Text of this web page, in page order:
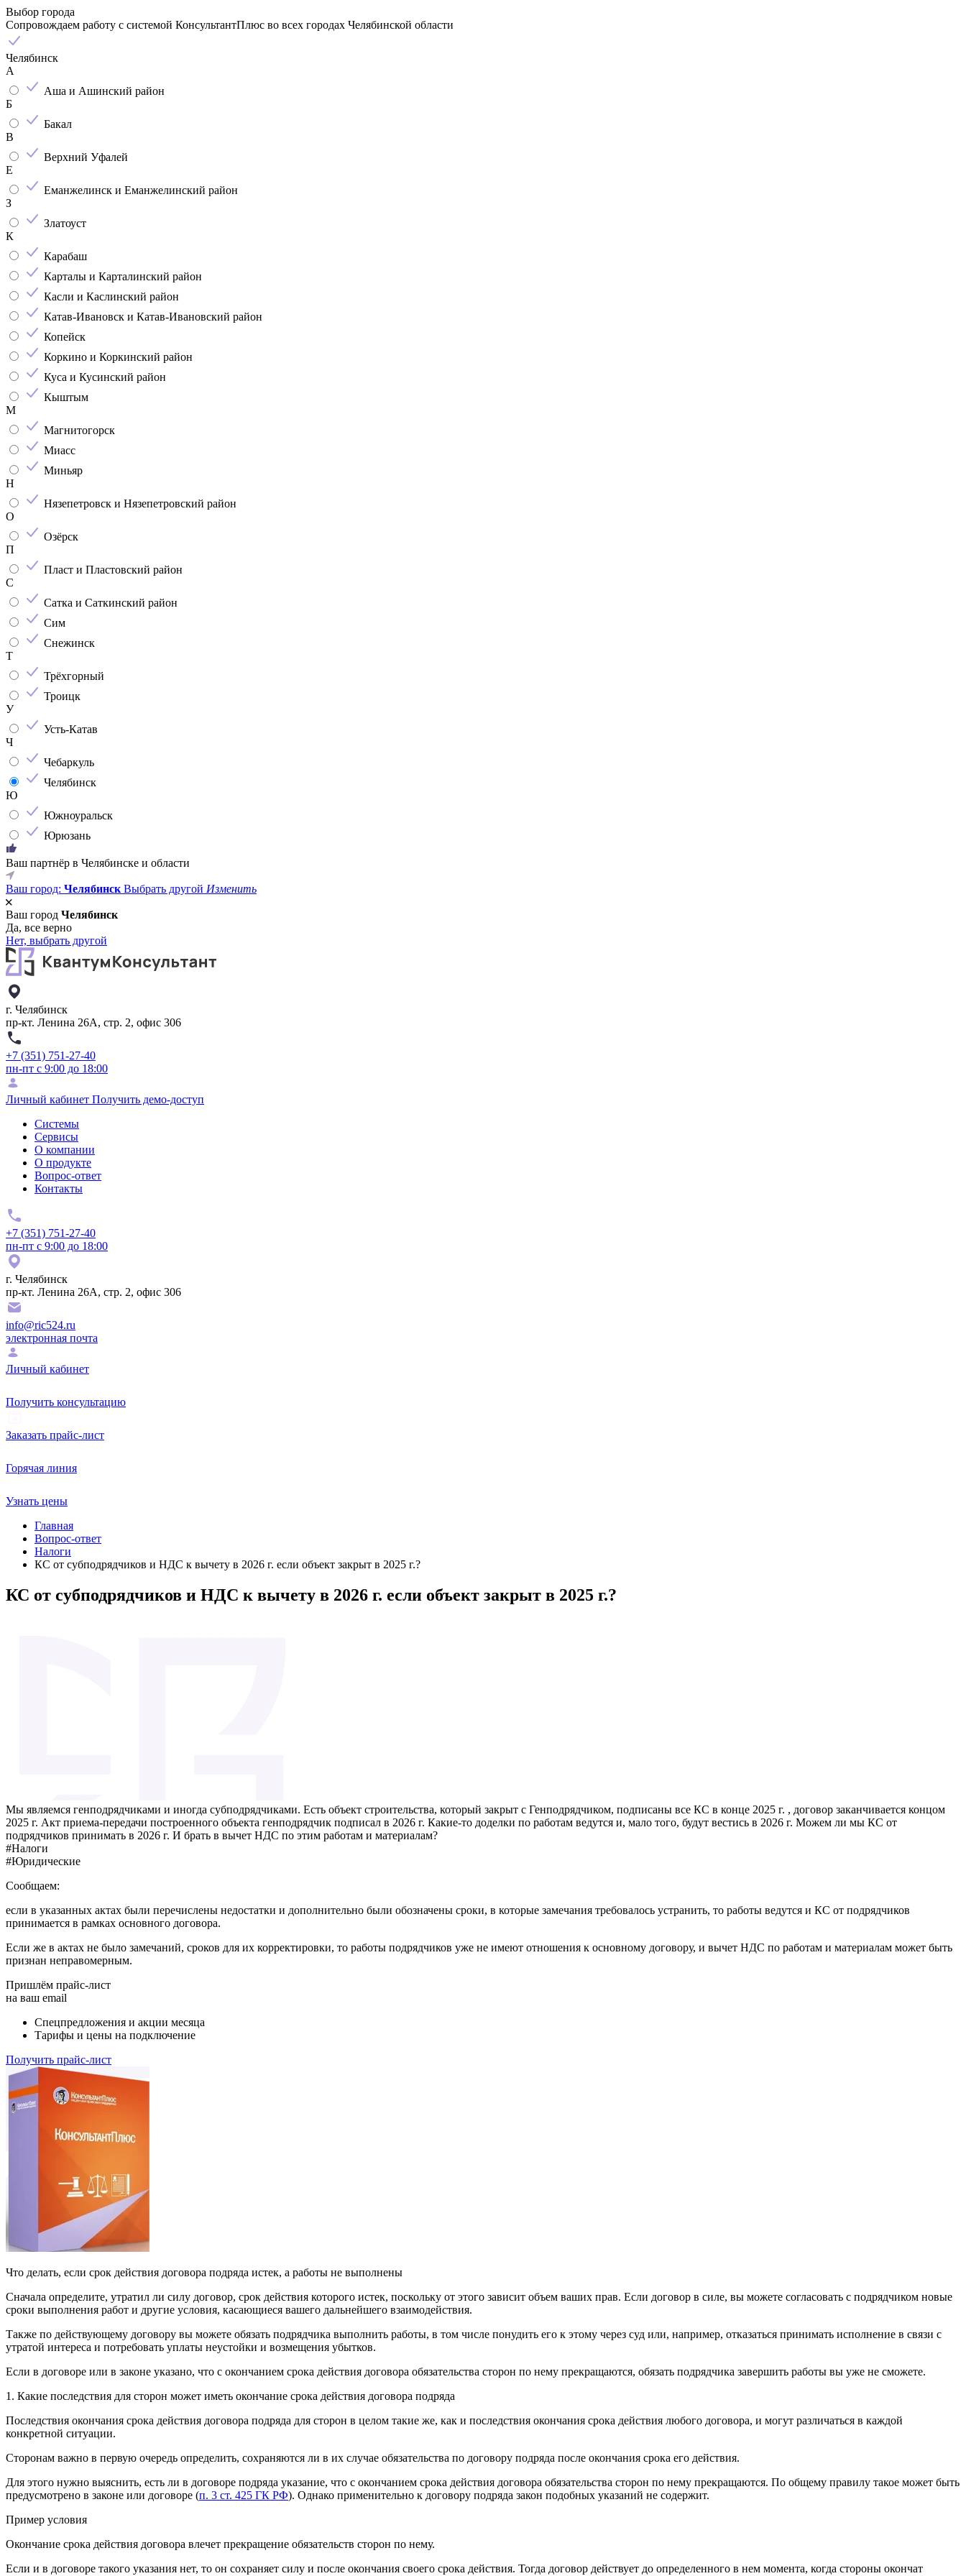
Выбор города
Сопровождаем работу с системой КонсультантПлюс во всех городах Челябинской области
Челябинск
А
Аша и Ашинский район
Б
Бакал
В
Верхний Уфалей
Е
Еманжелинск и Еманжелинский район
З
Златоуст
К
Карабаш
Карталы и Карталинский район
Касли и Каслинский район
Катав-Ивановск и Катав-Ивановский район
Копейск
Коркино и Коркинский район
Куса и Кусинский район
Кыштым
М
Магнитогорск
Миасс
Миньяр
Н
Нязепетровск и Нязепетровский район
О
Озёрск
П
Пласт и Пластовский район
С
Сатка и Саткинский район
Сим
Снежинск
Т
Трёхгорный
Троицк
У
Усть-Катав
Ч
Чебаркуль
Челябинск
Ю
Южноуральск
Юрюзань
Ваш партнёр в Челябинске и области
Ваш город: Челябинск Выбрать другой Изменить
Ваш город Челябинск
Да, все верно
Нет, выбрать другой
г. Челябинск
пр-кт. Ленина 26А, стр. 2, офис 306
+7 (351) 751-27-40
пн-пт с 9:00 до 18:00
Личный кабинет Получить демо-доступ
Системы
Сервисы
О компании
О продукте
Вопрос-ответ
Контакты
+7 (351) 751-27-40
пн-пт с 9:00 до 18:00
г. Челябинск
пр-кт. Ленина 26А, стр. 2, офис 306
info@ric524.ru
электронная почта
Личный кабинет
Получить консультацию
Заказать прайс-лист
Горячая линия
Узнать цены
Главная
Вопрос-ответ
Налоги
КС от субподрядчиков и НДС к вычету в 2026 г. если объект закрыт в 2025 г.?
КС от субподрядчиков и НДС к вычету в 2026 г. если объект закрыт в 2025 г.?
Мы являемся генподрядчиками и иногда субподрядчиками. Есть объект строительства, который закрыт с Генподрядчиком, подписаны все КС в конце 2025 г. , договор заканчивается концом
2025 г. Акт приема-передачи построенного объекта генподрядчик подписал в 2026 г. Какие-то доделки по работам ведутся и, мало того, будут вестись в 2026 г. Можем ли мы КС от
подрядчиков принимать в 2026 г. И брать в вычет НДС по этим работам и материалам?
#Налоги
#Юридические
Сообщаем:
если в указанных актах были перечислены недостатки и дополнительно были обозначены сроки, в которые замечания требовалось устранить, то работы ведутся и КС от подрядчиков
принимается в рамках основного договора.
Если же в актах не было замечаний, сроков для их корректировки, то работы подрядчиков уже не имеют отношения к основному договору, и вычет НДС по работам и материалам может быть
признан неправомерным.
Пришлём прайс-лист
на ваш email
Спецпредложения и акции месяца
Тарифы и цены на подключение
Получить прайс-лист
Что делать, если срок действия договора подряда истек, а работы не выполнены
Сначала определите, утратил ли силу договор, срок действия которого истек, поскольку от этого зависит объем ваших прав. Если договор в силе, вы можете согласовать с подрядчиком новые
сроки выполнения работ и другие условия, касающиеся вашего дальнейшего взаимодействия.
Также по действующему договору вы можете обязать подрядчика выполнить работы, в том числе понудить его к этому через суд или, например, отказаться принимать исполнение в связи с
утратой интереса и потребовать уплаты неустойки и возмещения убытков.
Если в договоре или в законе указано, что с окончанием срока действия договора обязательства сторон по нему прекращаются, обязать подрядчика завершить работы вы уже не сможете.
1. Какие последствия для сторон может иметь окончание срока действия договора подряда
Последствия окончания срока действия договора подряда для сторон в целом такие же, как и последствия окончания срока действия любого договора, и могут различаться в каждой
конкретной ситуации.
Сторонам важно в первую очередь определить, сохраняются ли в их случае обязательства по договору подряда после окончания срока его действия.
Для этого нужно выяснить, есть ли в договоре подряда указание, что с окончанием срока действия договора обязательства сторон по нему прекращаются. По общему правилу такое может быть
предусмотрено в законе или договоре (п. 3 ст. 425 ГК РФ). Однако применительно к договору подряда закон подобных указаний не содержит.
Пример условия
Окончание срока действия договора влечет прекращение обязательств сторон по нему.
Если и в договоре такого указания нет, то он сохраняет силу и после окончания своего срока действия. Тогда договор действует до определенного в нем момента, когда стороны окончат